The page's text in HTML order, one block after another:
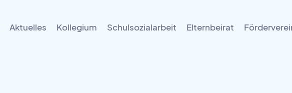
Aktuelles Kollegium Schulsozialarbeit Elternbeirat